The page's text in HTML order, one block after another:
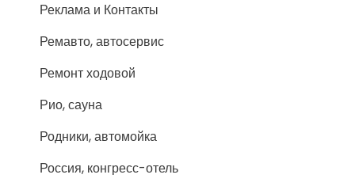
Реклама и Контакты
Ремавто, автосервис
Ремонт ходовой
Рио, сауна
Родники, автомойка
Россия, конгресс-отель